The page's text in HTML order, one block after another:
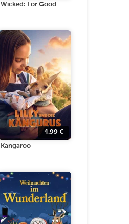
Wicked: For Good
4.99€
Kangaroo